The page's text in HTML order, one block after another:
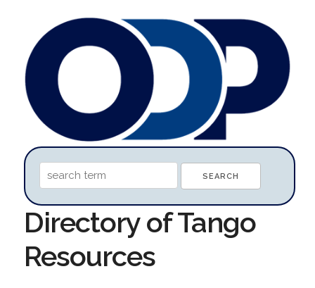
Directory of Tango
Resources